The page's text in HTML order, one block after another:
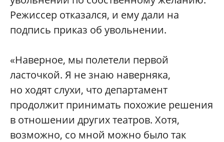
Режиссер отказался, и ему дали на
подпись приказ об увольнении.
«Наверное, мы полетели первой
ласточкой. Я не знаю наверняка,
но ходят слухи, что департамент
продолжит принимать похожие решения
в отношении других театров. Хотя,
возможно, со мной можно было так